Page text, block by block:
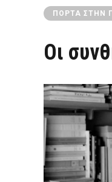
ΠΌΡΤΑ ΣΤΗΝ
Οι